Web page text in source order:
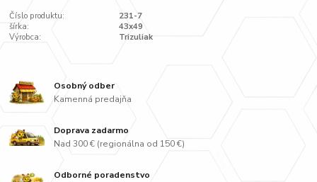
Číslo produktu:
231-7
šírka:
43x49
Výrobca:
Trizuliak
Osobný odber
Kamenná predajňa
Doprava zadarmo
Nad 300 € (regionálna od 150 €)
Odborné poradenstvo